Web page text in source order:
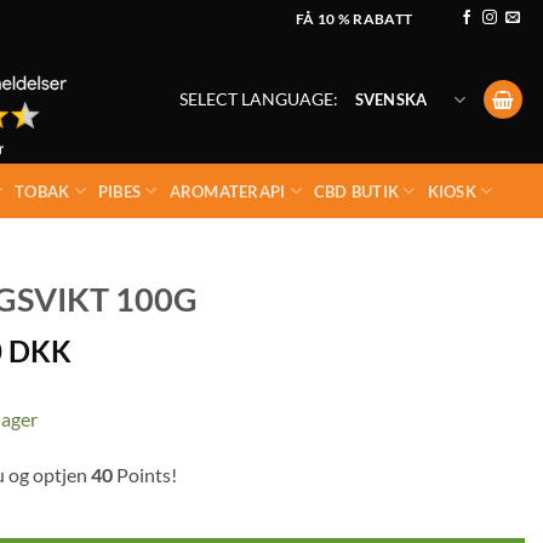
FÅ 10 % RABATT
SELECT LANGUAGE: SVENSKA
TOBAK PIBES AROMATERAPI CBD BUTIK KIOSK
100G
DKK
og optjen 40Points!